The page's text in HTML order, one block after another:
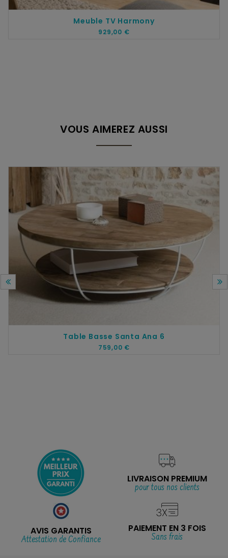
Meuble TV Harmony
929,00 €
VOUS AIMEREZ AUSSI
Table Basse Santa Ana 6
759,00 €
LIVRAISON PREMIUM
pour tous nos clients
AVIS GARANTIS
Attestation de Confiance
PAIEMENT EN 3 FOIS
Sans frais